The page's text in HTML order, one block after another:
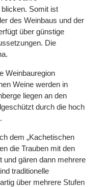
Somit ist
des Weinbaus und der
über günstige
Die
Weinbauregion
Weine werden in
liegen an den
durch die hoch
dem „Kachetischen
die Trauben mit den
und gären dann mehrere
traditionelle
über mehrere Stufen